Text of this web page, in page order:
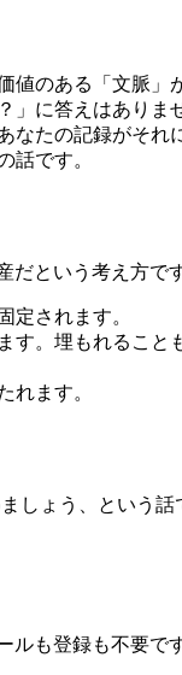
のある「文脈」
」に答えはありま
たの記録がそれ
です。
という考え方です
定されます。
。埋もれること
れます。
しょう、という
も登録も不要で